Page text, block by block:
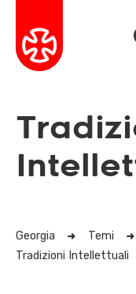
Georgia Temi
Tradizioni Intellettuali